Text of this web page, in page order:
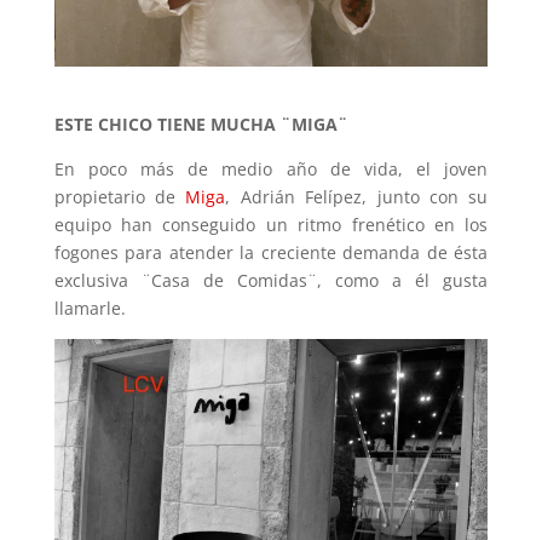
ESTE CHICO TIENE MUCHA ¨MIGA¨
En poco más de medio año de vida, el joven
propietario de Miga, Adrián Felípez, junto con su
equipo han conseguido un ritmo frenético en los
fogones para atender la creciente demanda de ésta
exclusiva ¨Casa de Comidas¨, como a él gusta
llamarle.